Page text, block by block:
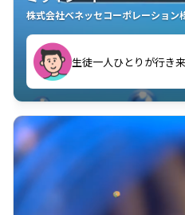
株式会社ベネッセコーポレーション
生徒一人ひとりが行き
教室中の児童生徒が「
ことが楽しい」を実感し